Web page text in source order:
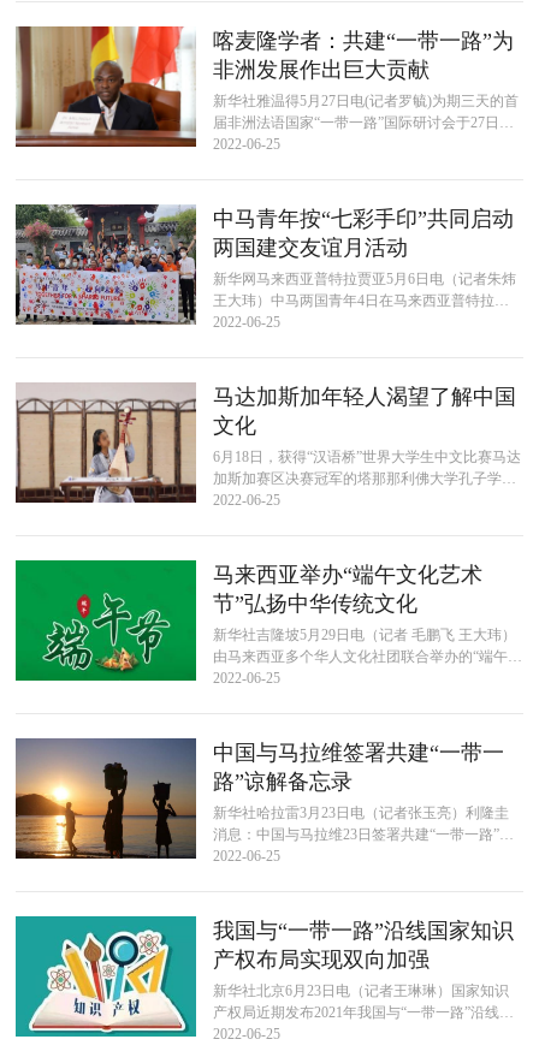
喀麦隆学者：共建“一带一路”为
非洲发展作出巨大贡献
新华社雅温得5月27日电(记者罗毓)为期三天的首
届非洲法语国家“一带一路”国际研讨会于27日在
喀麦隆首都雅温得闭幕，喀多名与会学者赞赏并
2022-06-25
中马青年按“七彩手印”共同启动
两国建交友谊月活动
新华网马来西亚普特拉贾亚5月6日电（记者朱炜
王大玮）中马两国青年4日在马来西亚普特拉贾
亚市中马友谊园举行活动，启动中马建交友谊月
2022-06-25
马达加斯加年轻人渴望了解中国
文化
6月18日，获得“汉语桥”世界大学生中文比赛马达
加斯加赛区决赛冠军的塔那那利佛大学孔子学院
二年级学生方德雷塞纳在线展示才艺（视频截
2022-06-25
马来西亚举办“端午文化艺术
节”弘扬中华传统文化
新华社吉隆坡5月29日电（记者 毛鹏飞 王大玮）
由马来西亚多个华人文化社团联合举办的“端午文
化艺术节”29日在吉隆坡开幕，数百名当地民众出
2022-06-25
中国与马拉维签署共建“一带一
路”谅解备忘录
新华社哈拉雷3月23日电（记者张玉亮）利隆圭
消息：中国与马拉维23日签署共建“一带一路”谅
解备忘录。 马外交部长滕博和中国驻马大使刘洪
2022-06-25
我国与“一带一路”沿线国家知识
产权布局实现双向加强
新华社北京6月23日电（记者王琳琳）国家知识
产权局近期发布2021年我国与“一带一路”沿线国
家专利统计简报。结果显示，我国与“一带一
2022-06-25